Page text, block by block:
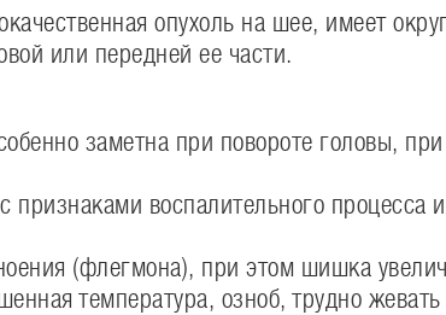
опухоль на шее, имеет
или передней ее части.
заметна при повороте головы,
признаками воспалительного процесса
(флегмона), при этом шишка
температура, озноб, трудно